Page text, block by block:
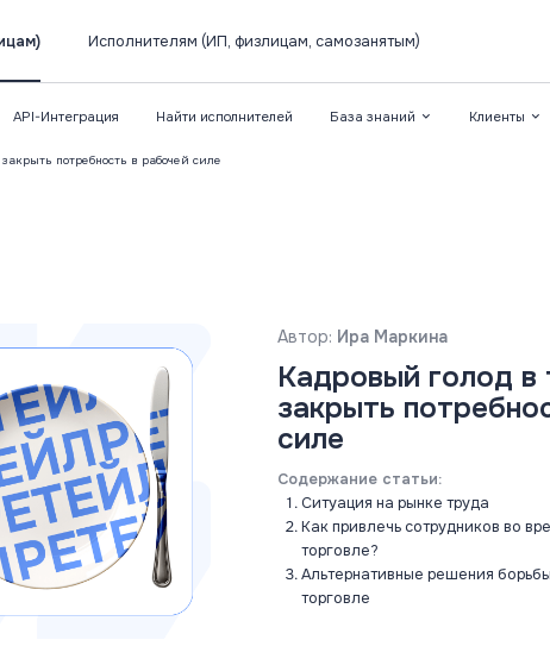
Исполнителям (ИП, физлицам, самозанятым)
API-Интеграция Найти исполнителей База знаний Клиенты
потребность в рабочей силе
Автор: Ира Маркина
Кадровый голод в
закрыть
силе
Содержание статьи:
Ситуация на рынке труда
Как привлечь сотрудников во
торговле?
Альтернативные решения
торговле